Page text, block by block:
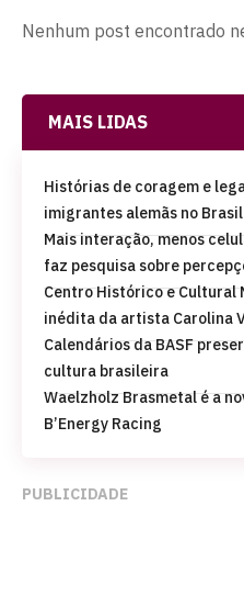
Nenhum post encontrado
MAIS LIDAS
Histórias de coragem e
imigrantes alemãs no Brasil
Mais interação, menos
faz pesquisa sobre
Centro Histórico e Cultural
inédita da artista Carolina
Calendários da BASF
cultura brasileira
Waelzholz Brasmetal é a
B’Energy Racing
PUBLICIDADE